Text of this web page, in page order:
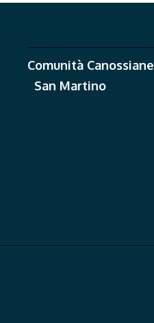
Comunità Canossiane
San Martino